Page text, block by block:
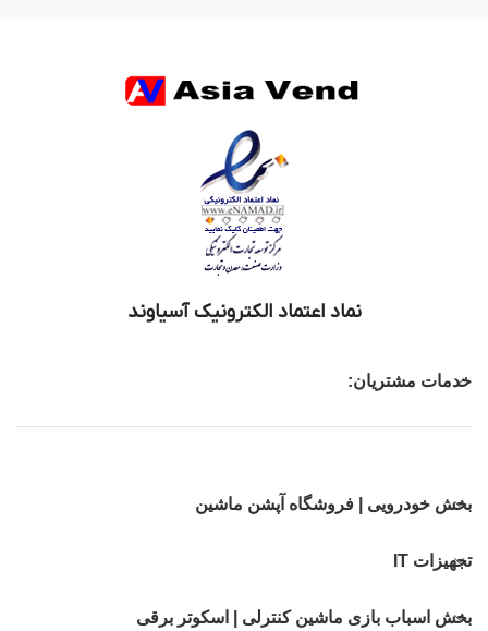
نماد اعتماد الکترونیک آسیاوند
خدمات مشتریان:
بخش خودرویی | فروشگاه آپشن ماشین
تجهیزات IT
بخش اسباب بازی ماشین کنترلی | اسکوتر برقی